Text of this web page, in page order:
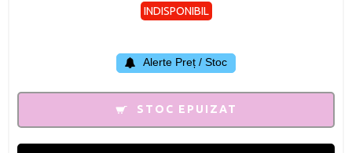
INDISPONIBIL
Alerte Preț / Stoc
STOC EPUIZAT